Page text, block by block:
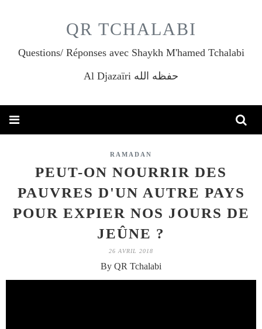
QR TCHALABI
Questions/ Réponses avec Shaykh M'hamed Tchalabi
Al Djazaïri حفظه الله
RAMADAN
PEUT-ON NOURRIR DES
PAUVRES D'UN AUTRE PAYS
POUR EXPIER NOS JOURS DE
JEÛNE ?
26 AVRIL 2018
By QR Tchalabi